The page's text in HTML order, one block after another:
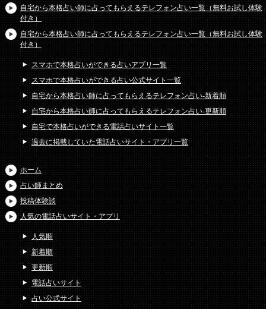
自宅から本格占い師に占ってもらえるテレフォン占い一覧（無料お試し体験
付き）
自宅から本格占い師に占ってもらえるテレフォン占い一覧（無料お試し体験
付き）
スマホで本格占いができる占いアプリ一覧
スマホで本格占いができる占い公式サイト一覧
自宅から本格占い師に占ってもらえるテレフォン占い-新着順
自宅から本格占い師に占ってもらえるテレフォン占い-更新順
自宅で本格占いができる電話占いサイト一覧
過去に掲載していた電話占いサイト・アプリ一覧
ホーム
占い師まとめ
投稿体験談
人気の電話占いサイト・アプリ
人気順
新着順
更新順
電話占いサイト
占い公式サイト